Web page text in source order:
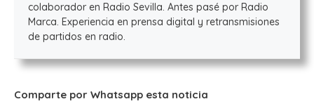
colaborador en Radio Sevilla. Antes pasé por Radio
Marca. Experiencia en prensa digital y retransmisiones
de partidos en radio.
Comparte por Whatsapp esta noticia